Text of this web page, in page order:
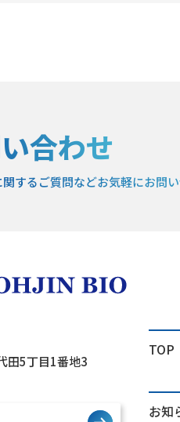
合わせ
するご質問などお気軽にお問
田5丁目1番地3
TOP
お知